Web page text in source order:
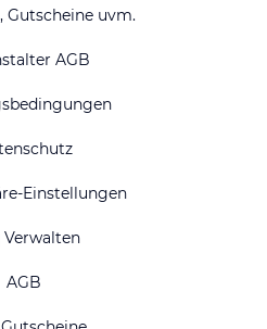
Gutscheine uvm.
AGB
Einstellungen
Verwalten
AGB